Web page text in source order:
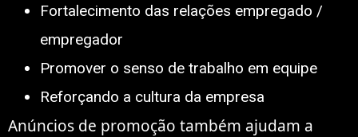
Fortalecimento das relações empregado /
empregador
Promover o senso de trabalho em equipe
Reforçando a cultura da empresa
Anúncios de promoção também ajudam a